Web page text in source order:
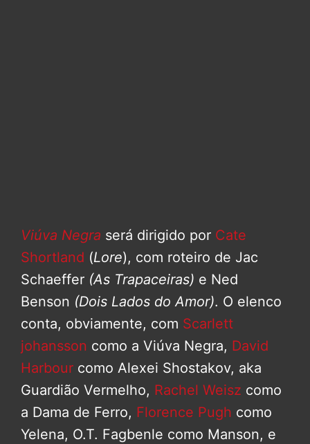
Viúva Negra será dirigido por Cate
Shortland (Lore), com roteiro de Jac
Schaeffer (As Trapaceiras) e Ned
Benson (Dois Lados do Amor). O elenco
conta, obviamente, com Scarlett
johansson como a Viúva Negra, David
Harbour como Alexei Shostakov, aka
Guardião Vermelho, Rachel Weisz como
a Dama de Ferro, Florence Pugh como
Yelena, O.T. Fagbenle como Manson, e